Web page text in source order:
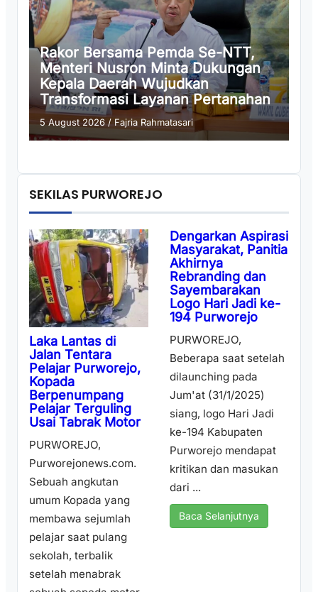
Rakor Bersama Pemda Se-NTT,
Menteri Nusron Minta Dukungan
Kepala Daerah Wujudkan
Transformasi Layanan Pertanahan
5 August 2026/Fajria Rahmatasari
SEKILAS PURWOREJO
Laka Lantas di
Jalan Tentara
Pelajar Purworejo,
Kopada
Berpenumpang
Pelajar Terguling
Usai Tabrak Motor
PURWOREJO,
Purworejonews.com.
Sebuah angkutan
umum Kopada yang
membawa sejumlah
pelajar saat pulang
sekolah, terbalik
setelah menabrak
Dengarkan Aspirasi
Masyarakat, Panitia
Akhirnya
Rebranding dan
Sayembarakan
Logo Hari Jadi ke-
194 Purworejo
PURWOREJO,
Beberapa saat setelah
dilaunching pada
Jum'at (31/1/2025)
siang, logo Hari Jadi
ke-194 Kabupaten
Purworejo mendapat
kritikan dan masukan
dari ...
Baca Selanjutnya